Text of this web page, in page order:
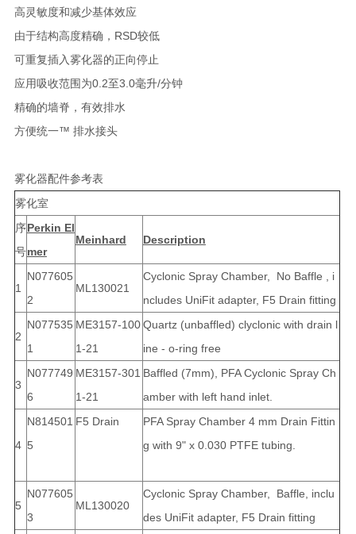
高灵敏度和减少基体效应
由于结构高度精确，RSD较低
可重复插入雾化器的正向停止
应用吸收范围为0.2至3.0毫升/分钟
精确的墙脊，有效排水
方便统一™ 排水接头
雾化器配件参考表
雾化室
序
号
Perkin El
mer
Meinhard Description
1
N077605
2
ML130021
Cyclonic Spray Chamber, No Baffle , i
ncludes UniFit adapter, F5 Drain fitting
2
N077535
1
ME3157-100
1-21
Quartz (unbaffled) clyclonic with drain l
ine - o-ring free
3
N077749
6
ME3157-301
1-21
Baffled (7mm), PFA Cyclonic Spray Ch
amber with left hand inlet.
4
N814501
5
F5 Drain
PFA Spray Chamber 4 mm Drain Fittin
g with 9" x 0.030 PTFE tubing.
5
N077605
3
ML130020
Cyclonic Spray Chamber, Baffle, inclu
des UniFit adapter, F5 Drain fitting